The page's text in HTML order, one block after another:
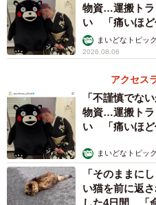
ました。
さらに、「実際にその営業メ
を決めた理由」を尋ねたとこ
が有益だと感じた」（32.2％
が自社に合致していた」（
や実績に魅力を感じた」（
な製品紹介ではなく、自社の
提案内容や、同業他社の導入
トを提示することが、アポイ
となることが浮き彫りになり
物資…運搬トラ
い 「痛いほど
まいどなトピック
2026.08.06
アクセス
「不謹慎でな
物資…運搬トラ
い 「痛いほど
まいどなトピック
「そのままに
い猫を前に返
した4日間 「